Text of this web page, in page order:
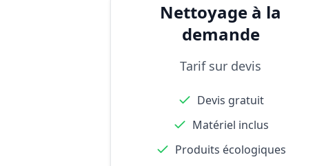
Nettoyage à la
demande
Tarif sur devis
Devis gratuit
Matériel inclus
Produits écologiques